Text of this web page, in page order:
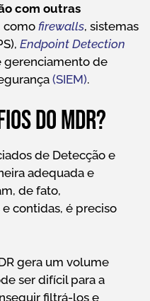
com outras
como firewalls, sistemas
Endpoint Detection
gerenciamento de
(SIEM).
do MDR?
de Detecção e
adequada e
de fato,
contidas, é preciso
gera um volume
ser difícil para a
filtrá-los e